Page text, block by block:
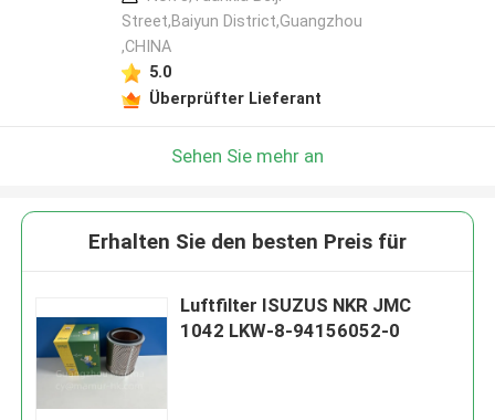
Street,Baiyun District,Guangzhou
,CHINA
5.0
Überprüfter Lieferant
Sehen Sie mehr an
Erhalten Sie den besten Preis für
Luftfilter ISUZUS NKR JMC
1042 LKW-8-94156052-0